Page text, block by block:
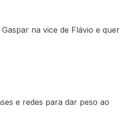
na vice de Flávio e quer
e redes para dar peso ao